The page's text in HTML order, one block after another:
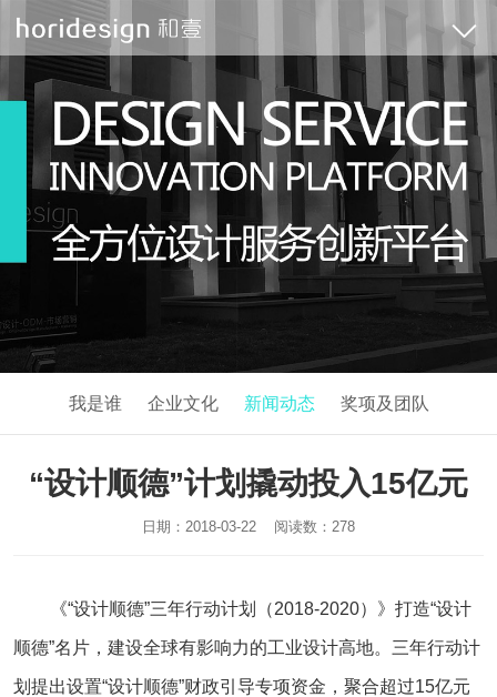
我是谁 企业文化 新闻动态 奖项及团队
“设计顺德”计划撬动投入15亿元
日期：2018-03-22 阅读数：278
《“设计顺德”三年行动计划（2018-2020）》打造“设计
顺德”名片，建设全球有影响力的工业设计高地。三年行动计
划提出设置“设计顺德”财政引导专项资金，聚合超过15亿元